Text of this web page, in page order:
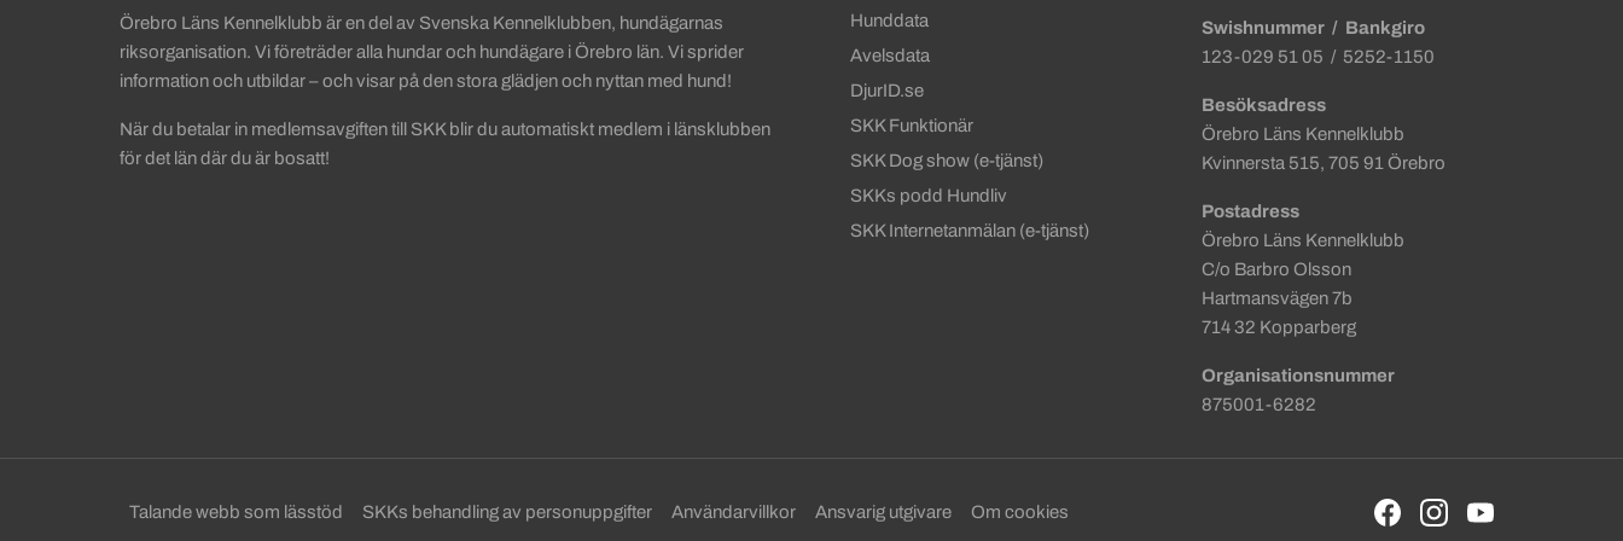
Örebro Läns Kennelklubb är en del av Svenska Kennelklubben, hundägarnas
riksorganisation. Vi företräder alla hundar och hundägare i Örebro län. Vi sprider
information och utbildar – och visar på den stora glädjen och nyttan med hund!
När du betalar in medlemsavgiften till SKK blir du automatiskt medlem i länsklubben
för det län där du är bosatt!
Hunddata
Avelsdata
DjurID.se
SKK Funktionär
SKK Dog show (e-tjänst)
SKKs podd Hundliv
SKK Internetanmälan (e-tjänst)
Swishnummer / Bankgiro
123-029 51 05 / 5252-1150
Besöksadress
Örebro Läns Kennelklubb
Kvinnersta 515, 705 91 Örebro
Postadress
Örebro Läns Kennelklubb
C/o Barbro Olsson
Hartmansvägen 7b
714 32 Kopparberg
Organisationsnummer
875001-6282
Sekundära sidfotslänkar
Talande webb som lässtöd SKKs behandling av personuppgifter Användarvillkor Ansvarig utgivare Om cookies